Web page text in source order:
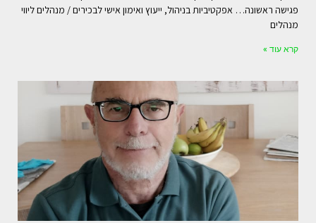
פגישה ראשונה… אפקטיביות בניהול, ייעוץ ואימון אישי לבכירים / מנהלים ליווי
מנהלים
קרא עוד »